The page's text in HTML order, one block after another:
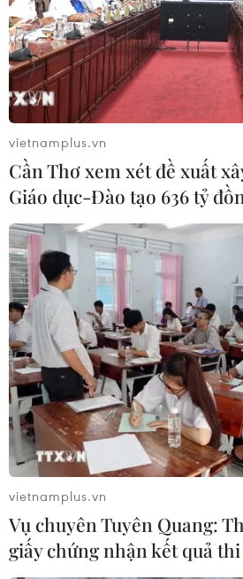
#COVID-19 #Quán bar
#Dịch
#Bán hàng rong
Tp. Hồ Chí
Theo dõi VietnamPlus
vietnamplus.vn
Cần Thơ xem xét đề xuất
Giáo dục-Đào tạo 636 tỷ
vietnamplus.vn
Vụ chuyên Tuyên Quang:
giấy chứng nhận kết quả thi